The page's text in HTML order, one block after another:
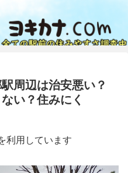
周辺は治安悪い？
い？住みにく
利用しています